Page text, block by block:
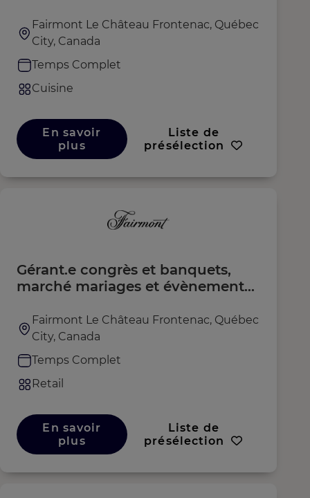
Fairmont Le Château Frontenac, Québec
City, Canada
Temps Complet
Cuisine
En savoir
plus
Liste de
présélection
Gérant.e congrès et banquets,
marché mariages et évènements
Fairmont Le Château Frontenac, Québec
City, Canada
Temps Complet
Retail
En savoir
plus
Liste de
présélection